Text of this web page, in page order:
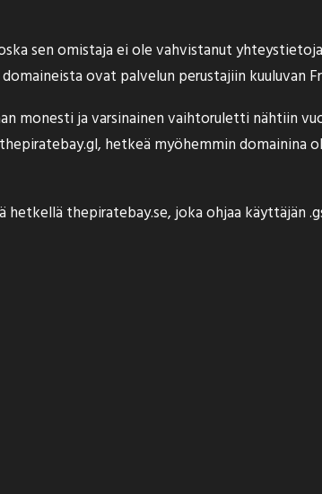
sen omistaja ei ole vahvistanut
ovat palvelun perustajiin kuuluvan
monesti ja varsinainen vaihtoruletti nähtiin
hetkeä myöhemmin domainina
hetkellä thepiratebay.se, joka ohjaa käyttäjän